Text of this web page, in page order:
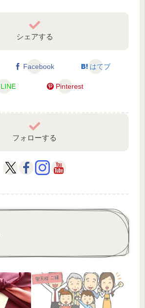
シェアする
Facebook はてブ
LINE Pinterest
フォローする
聖天様 ご縁